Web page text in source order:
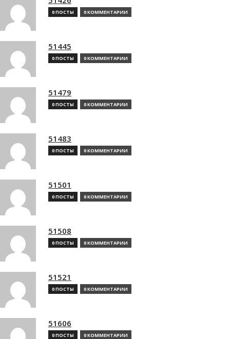
0 ПОСТЫ 0 КОММЕНТАРИИ
51445
0 ПОСТЫ 0 КОММЕНТАРИИ
51479
0 ПОСТЫ 0 КОММЕНТАРИИ
51483
0 ПОСТЫ 0 КОММЕНТАРИИ
51501
0 ПОСТЫ 0 КОММЕНТАРИИ
51508
0 ПОСТЫ 0 КОММЕНТАРИИ
51521
0 ПОСТЫ 0 КОММЕНТАРИИ
51606
0 ПОСТЫ 0 КОММЕНТАРИИ